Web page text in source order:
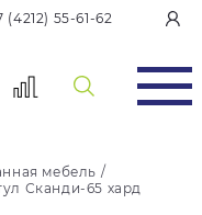
(4212) 55-61-62
мебель /
Сканди-65 хард